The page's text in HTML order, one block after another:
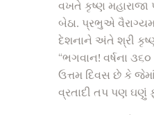
વખતે કૃષ્ણ મહારાજા
બેઠા. પ્રભુએ
દેશનાને અંતે શ્રી
“ભગવાન! વર્ષના
ઉત્તમ દિવસ છે કે
વ્રતાદી તપ પણ ઘણું